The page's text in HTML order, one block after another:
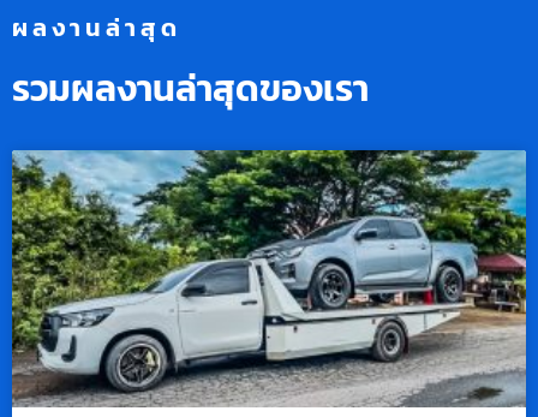
ผลงานล่าสุด
รวมผลงานล่าสุดของเรา